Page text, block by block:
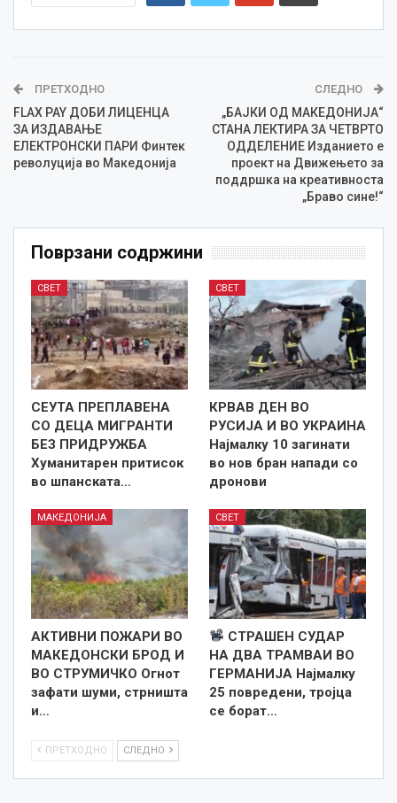
ПРЕТХОДНО
FLAX PAY ДОБИ ЛИЦЕНЦА
ЗА ИЗДАВАЊЕ
ЕЛЕКТРОНСКИ ПАРИ Финтек
револуција во Македонија
СЛЕДНО
„БАЈКИ ОД МАКЕДОНИЈА“
СТАНА ЛЕКТИРА ЗА ЧЕТВРТО
ОДДЕЛЕНИЕ Изданието е
проект на Движењето за
поддршка на креативноста
„Браво сине!“
Поврзани содржини
СВЕТ
СЕУТА ПРЕПЛАВЕНА
СО ДЕЦА МИГРАНТИ
БЕЗ ПРИДРУЖБА
Хуманитарен притисок
во шпанската…
СВЕТ
КРВАВ ДЕН ВО
РУСИЈА И ВО УКРАИНА
Најмалку 10 загинати
во нов бран напади со
дронови
МАКЕДОНИЈА
АКТИВНИ ПОЖАРИ ВО
МАКЕДОНСКИ БРОД И
ВО СТРУМИЧКО Огнот
зафати шуми, стрништа
и…
СВЕТ
СТРАШЕН СУДАР
НА ДВА ТРАМВАИ ВО
ГЕРМАНИЈА Најмалку
25 повредени, тројца
се борат…
ПРЕТХОДНО СЛЕДНО